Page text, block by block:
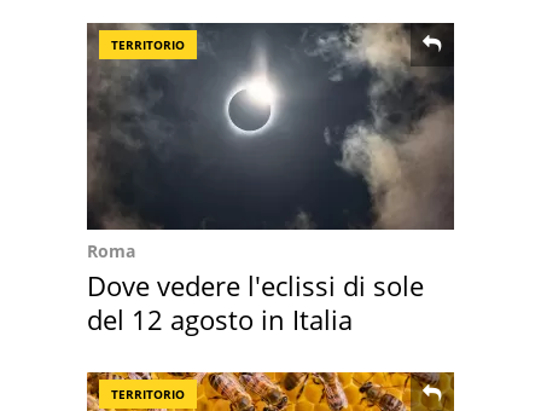
TERRITORIO
Roma
Dove vedere l'eclissi di sole
del 12 agosto in Italia
TERRITORIO